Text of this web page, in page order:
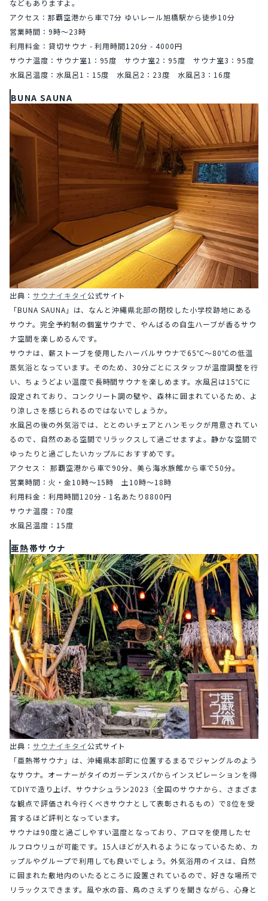
などもありますよ。
アクセス：那覇空港から車で7分 ゆいレール旭橋駅から徒歩10分
営業時間：9時〜23時
利用料金：貸切サウナ - 利用時間120分 - 4000円
サウナ温度：サウナ室1：95度　サウナ室2：95度　サウナ室3：95度
水風呂温度：水風呂1：15度　水風呂2：23度　水風呂3：16度
BUNA SAUNA
出典： サウナイキタイ公式サイト
「BUNA SAUNA」は、なんと沖縄県北部の閉校した小学校跡地にある
サウナ。完全予約制の個室サウナで、やんばるの自生ハーブが香るサウ
ナ空間を楽しめるんです。
サウナは、薪ストーブを使用したハーバルサウナで65℃〜80℃の低温
蒸気浴となっています。そのため、30分ごとにスタッフが温度調整を行
い、ちょうどよい温度で長時間サウナを楽しめます。水風呂は15℃に
設定されており、コンクリート調の壁や、森林に囲まれているため、よ
り涼しさを感じられるのではないでしょうか。
水風呂の後の外気浴では、ととのいチェアとハンモックが用意されてい
るので、自然のある空間でリラックスして過ごせますよ。静かな空間で
ゆったりと過ごしたいカップルにおすすめです。
アクセス： 那覇空港から車で90分、美ら海水族館から車で50分。
営業時間：火・金10時〜15時　土10時〜18時
利用料金：利用時間120分 - 1名あたり8800円
サウナ温度：70度
水風呂温度：15度
亜熱帯サウナ
出典： サウナイキタイ公式サイト
「亜熱帯サウナ」は、沖縄県本部町に位置するまるでジャングルのよう
なサウナ。オーナーがタイのガーデンスパからインスピレーションを得
てDIYで造り上げ、サウナシュラン2023（全国のサウナから、さまざま
な観点で評価され今行くべきサウナとして表彰されるもの）で8位を受
賞するほど評判となっています。
サウナは90度と過ごしやすい温度となっており、アロマを使用したセ
ルフロウリュが可能です。15人ほどが入れるようになっているため、カ
ップルやグループで利用しても良いでしょう。外気浴用のイスは、自然
に囲まれた敷地内のいたるところに設置されているので、好きな場所で
リラックスできます。風や水の音、鳥のさえずりを聞きながら、心身と